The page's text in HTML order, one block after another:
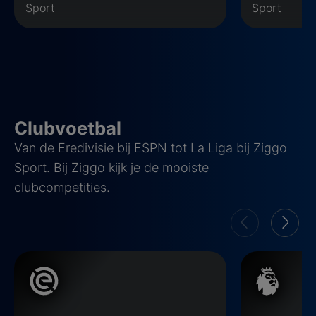
Sport Sport
Clubvoetbal
Van de Eredivisie bij ESPN tot La Liga bij Ziggo
Sport. Bij Ziggo kijk je de mooiste
clubcompetities.
Premier